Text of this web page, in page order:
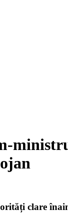
clare